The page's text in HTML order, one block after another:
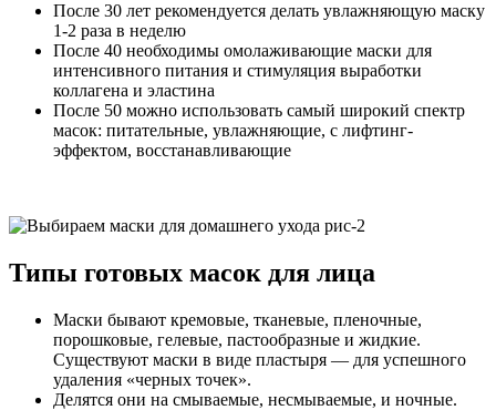
После 30 лет рекомендуется делать увлажняющую маску
1-2 раза в неделю
После 40 необходимы омолаживающие маски для
интенсивного питания и стимуляция выработки
коллагена и эластина
После 50 можно использовать самый широкий спектр
масок: питательные, увлажняющие, с лифтинг-
эффектом, восстанавливающие
Типы готовых масок для лица
Маски бывают кремовые, тканевые, пленочные,
порошковые, гелевые, пастообразные и жидкие.
Существуют маски в виде пластыря — для успешного
удаления «черных точек».
Делятся они на смываемые, несмываемые, и ночные.